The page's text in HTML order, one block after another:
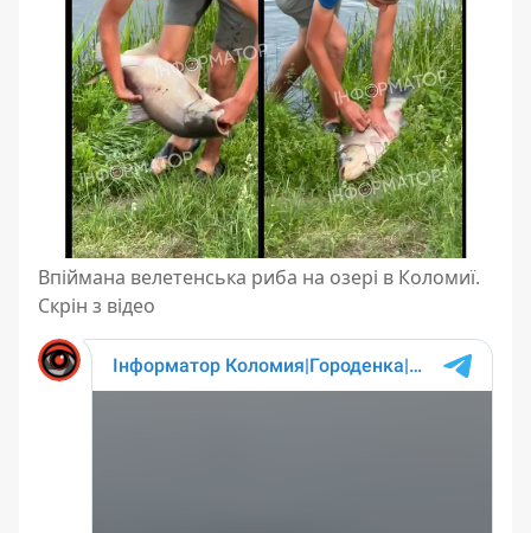
Впіймана велетенська риба на озері в Коломиї.
Скрін з відео